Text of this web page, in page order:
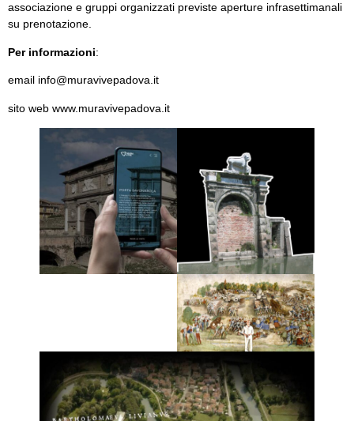
associazione e gruppi organizzati previste aperture infrasettimanali
su prenotazione.
Per informazioni:
email info@muravivepadova.it
sito web www.muravivepadova.it